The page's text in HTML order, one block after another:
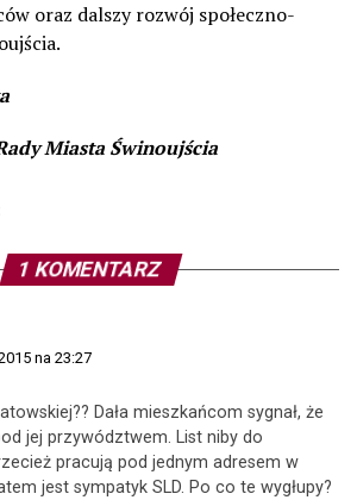
oraz dalszy rozwój społeczno-
Miasta Świnoujścia
1 KOMENTARZ
na 23:27
Dała mieszkańcom sygnał, że
jej przywództwem. List niby do
pracują pod jednym adresem w
jest sympatyk SLD. Po co te wygłupy?